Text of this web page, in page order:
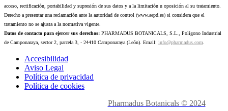
acceso, rectificación, portabilidad y supresión de sus datos y a la limitación u oposición al su tratamiento.
Derecho a presentar una reclamación ante la autoridad de control (www.aepd.es) si considera que el
tratamiento no se ajusta a la normativa vigente.
Datos de contacto para ejercer sus derechos: PHARMADUS BOTANICALS, S.L., Polígono Industrial
de Camponaraya, sector 2, parcela 3, - 24410 Camponaraya (León). Email: info@pharmadus.com
Accesibilidad
Aviso Legal
Política de privacidad
Política de cookies
Pharmadus Botanicals © 2024